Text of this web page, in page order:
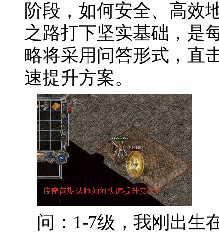
阶段，如何安全、高效
之路打下坚实基础，是
略将采用问答形式，直
速提升方案。
问：1-7级，我刚出生